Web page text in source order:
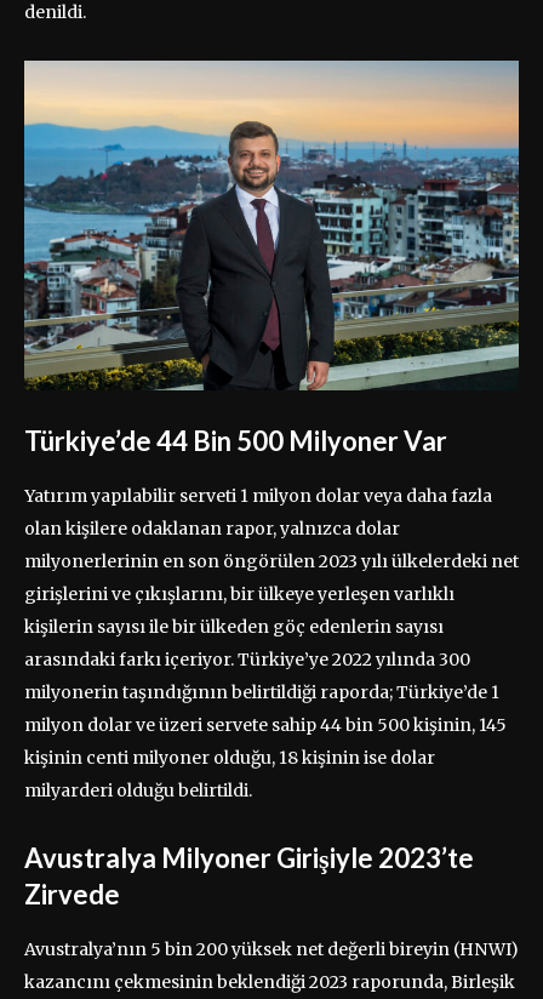
denildi.
Türkiye’de 44 Bin 500 Milyoner Var
Yatırım yapılabilir serveti 1 milyon dolar veya daha fazla
olan kişilere odaklanan rapor, yalnızca dolar
milyonerlerinin en son öngörülen 2023 yılı ülkelerdeki net
girişlerini ve çıkışlarını, bir ülkeye yerleşen varlıklı
kişilerin sayısı ile bir ülkeden göç edenlerin sayısı
arasındaki farkı içeriyor. Türkiye’ye 2022 yılında 300
milyonerin taşındığının belirtildiği raporda; Türkiye’de 1
milyon dolar ve üzeri servete sahip 44 bin 500 kişinin, 145
kişinin centi milyoner olduğu, 18 kişinin ise dolar
milyarderi olduğu belirtildi.
Avustralya Milyoner Girişiyle 2023’te
Zirvede
Avustralya’nın 5 bin 200 yüksek net değerli bireyin (HNWI)
kazancını çekmesinin beklendiği 2023 raporunda, Birleşik